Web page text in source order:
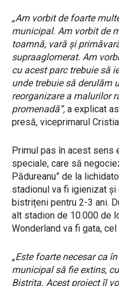
„Am vorbit de foarte
municipal. Am vorbit de
toamnă, vară și
supraaglomerat. Am
cu acest parc trebuie să
unde trebuie să derulăm
reorganizare a malurilor
promenadă”, a explicat
presă, viceprimarul
Primul pas în acest
speciale, care să
Pădureanu” de la
stadionul va fi igienizat și
bistrițeni pentru 2-3 ani.
alt stadion de 10.000 de
Wonderland va fi gata,
„Este foarte necesar ca
municipal să fie extins,
Bistrița. Acest proiect îl